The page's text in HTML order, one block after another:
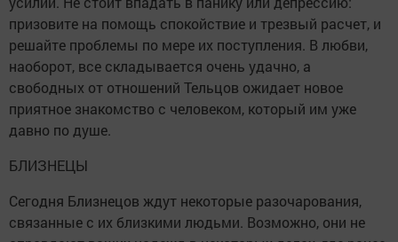
призовите на помощь спокойствие и трезвый расчет, и
решайте проблемы по мере их поступления. В любви,
наоборот, все складывается очень удачно, а
свободных от отношений Тельцов ожидает новое
приятное знакомство с человеком, который им уже
давно по душе.
БЛИЗНЕЦЫ
Сегодня Близнецов ждут некоторые разочарования,
связанные с их близкими людьми. Возможно, они не